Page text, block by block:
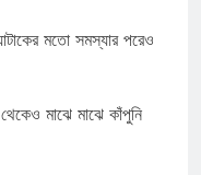
মতো সমস্যার পরেও
মাঝে মাঝে কাঁপুনি